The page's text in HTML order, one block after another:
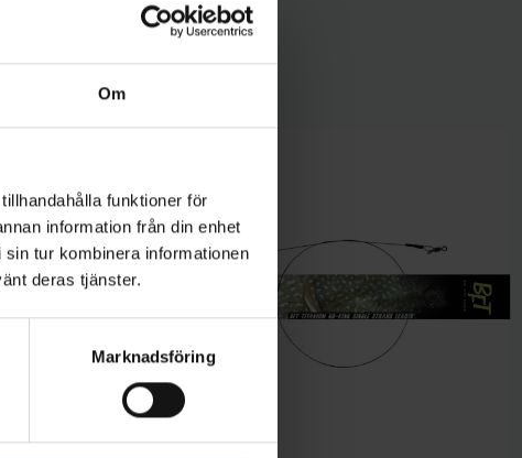
Om
funktioner för
information från din enhet
tur kombinera informationen
deras tjänster.
Marknadsföring